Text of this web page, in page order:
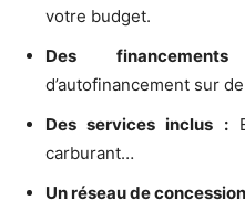
votre budget.
Des
d’autofinancement sur
Des services inclus :
carburant…
Un réseau de